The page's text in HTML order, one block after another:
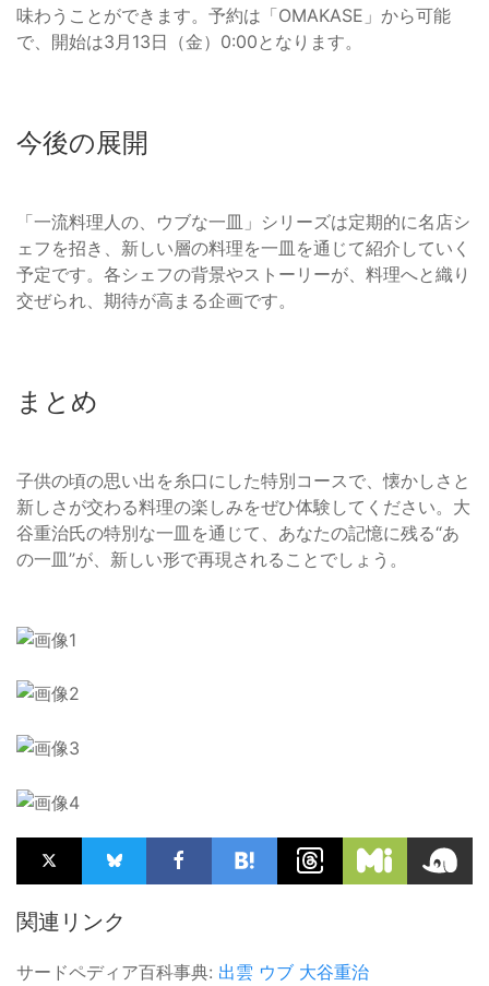
味わうことができます。予約は「OMAKASE」から可能
で、開始は3月13日（金）0:00となります。
今後の展開
「一流料理人の、ウブな一皿」シリーズは定期的に名店シ
ェフを招き、新しい層の料理を一皿を通じて紹介していく
予定です。各シェフの背景やストーリーが、料理へと織り
交ぜられ、期待が高まる企画です。
まとめ
子供の頃の思い出を糸口にした特別コースで、懐かしさと
新しさが交わる料理の楽しみをぜひ体験してください。大
谷重治氏の特別な一皿を通じて、あなたの記憶に残る“あ
の一皿”が、新しい形で再現されることでしょう。
関連リンク
サードペディア百科事典: 出雲 ウブ 大谷重治